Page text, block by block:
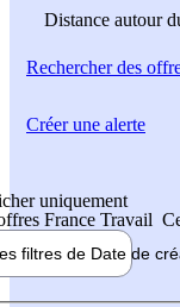
Distance autour
Rechercherdes
uniquement
France Travail
filtres de Date de
Créer une alerte